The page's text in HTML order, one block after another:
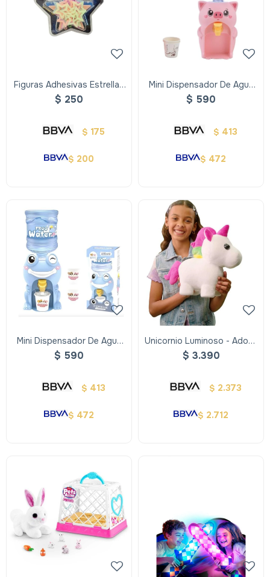
Figuras Adhesivas Estrellas
Brillan En La Oscuridad
$ 250
$ 175
$ 200
Mini Dispensador De Agua
Rosa
$ 590
$ 413
$ 472
Mini Dispensador De Agua
Celeste
$ 590
$ 413
$ 472
Unicornio Luminoso - Adopt
Me!
$ 3.390
$ 2.373
$ 2.712